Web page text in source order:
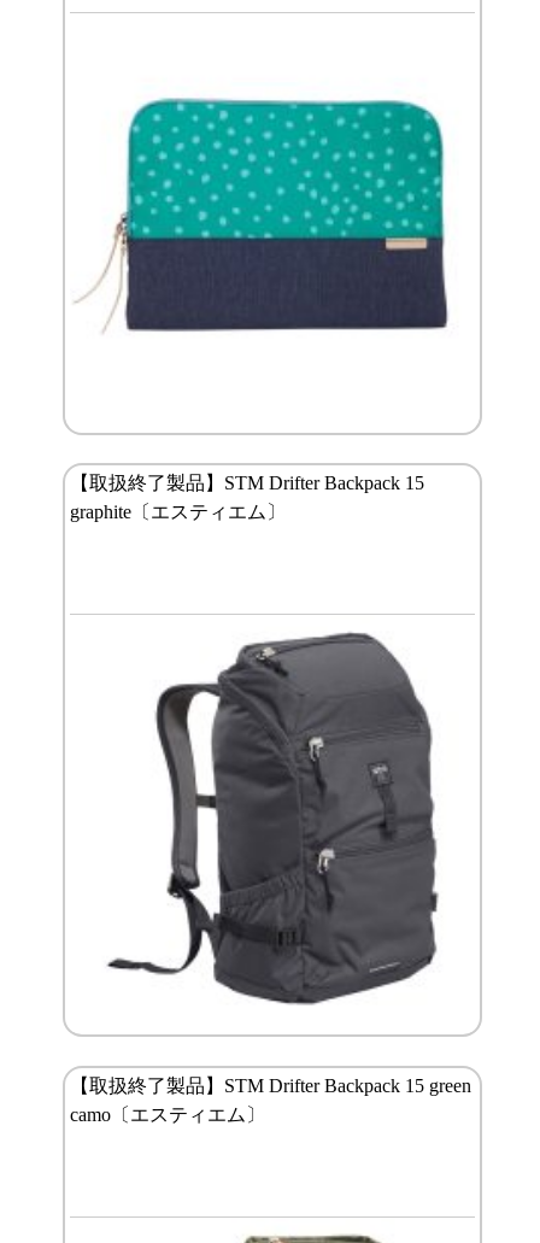
【取扱終了製品】STM Drifter Backpack 15
graphite〔エスティエム〕
【取扱終了製品】STM Drifter Backpack 15 green
camo〔エスティエム〕